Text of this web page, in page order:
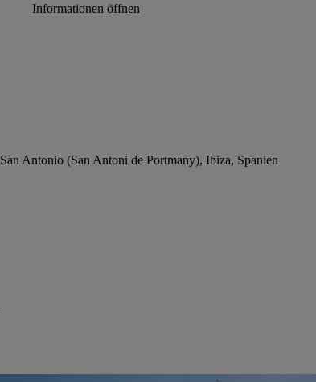
Informationen öffnen
San Antonio (San Antoni de Portmany), Ibiza, Spanien